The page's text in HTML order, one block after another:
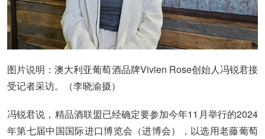
图片说明：澳大利亚葡萄酒品牌Vivien Rose创始人冯锐君接
受记者采访。（李晓渝摄）
冯锐君说，精品酒联盟已经确定要参加今年11月举行的2024
年第七届中国国际进口博览会（进博会），以选用老藤葡萄